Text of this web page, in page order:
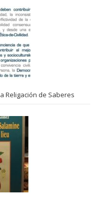
Religación de Saberes